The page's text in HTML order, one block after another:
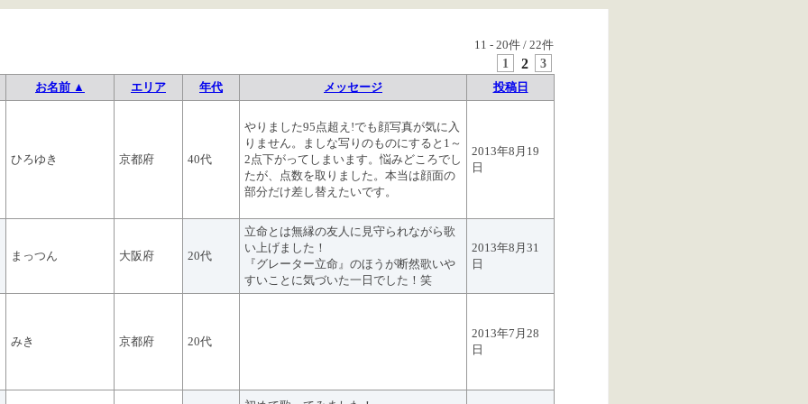
11 - 20件 / 22件
1 2 3
お名前 ▲ エリア 年代 メッセージ 投稿日
ひろゆき 京都府 40代
やりました95点超え!でも顔写真が気に入
りません。ましな写りのものにすると1～
2点下がってしまいます。悩みどころでし
たが、点数を取りました。本当は顔面の
部分だけ差し替えたいです。
2013年8月19
日
まっつん 大阪府 20代
立命とは無縁の友人に見守られながら歌
い上げました！
『グレーター立命』のほうが断然歌いや
すいことに気づいた一日でした！笑
2013年8月31
日
みき 京都府 20代
2013年7月28
日